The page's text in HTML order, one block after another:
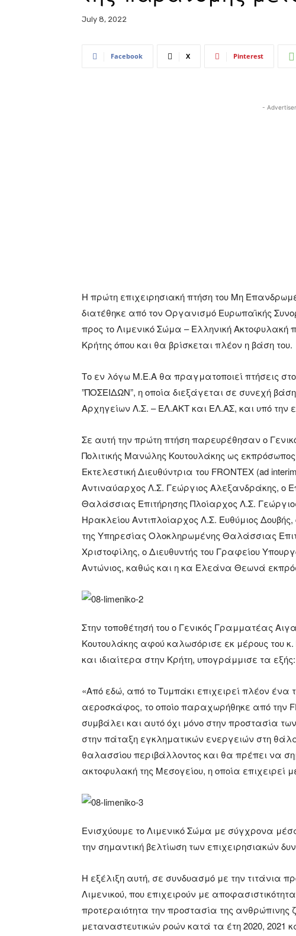
July 8, 2022
Facebook X Pinterest
-
Η πρώτη επιχειρησιακή πτήση του Μη
διατέθηκε από τον Οργανισμό Ευρωπαϊκής
προς το Λιμενικό Σώμα – Ελληνική
Κρήτης όπου και θα βρίσκεται πλέον η βάση του.
Το εν λόγω Μ.Ε.Α θα πραγματοποιεί πτήσεις
”ΠΟΣΕΙΔΩΝ”, η οποία διεξάγεται σε συνεχή
Αρχηγείων Λ.Σ. – ΕΛ.ΑΚΤ και ΕΛ.ΑΣ, και υπό την
Σε αυτή την πρώτη πτήση παρευρέθησαν ο
Πολιτικής Μανώλης Κουτουλάκης ως
Εκτελεστική Διευθύντρια του FRONTEX (ad
Αντιναύαρχος Λ.Σ. Γεώργιος Αλεξανδράκης, ο
Θαλάσσιας Επιτήρησης Πλοίαρχος Λ.Σ.
Ηρακλείου Αντιπλοίαρχος Λ.Σ. Ευθύμιος
της Υπηρεσίας Ολοκληρωμένης Θαλάσσιας
Χριστοφίλης, ο Διευθυντής του Γραφείου
Αντώνιος, καθώς και η κα Ελεάνα Θεωνά
Στην τοποθέτησή του ο Γενικός Γραμματέας
Κουτουλάκης αφού καλωσόρισε εκ μέρους του
και ιδιαίτερα στην Κρήτη, υπογράμμισε τα εξής:
«Από εδώ, από το Τυμπάκι επιχειρεί πλέον
αεροσκάφος, το οποίο παραχωρήθηκε από την
συμβάλει και αυτό όχι μόνο στην προστασία
στην πάταξη εγκληματικών ενεργειών στη
θαλασσίου περιβάλλοντος και θα πρέπει να
ακτοφυλακή της Μεσογείου, η οποία επιχειρεί
Ενισχύουμε το Λιμενικό Σώμα με σύγχρονα
την σημαντική βελτίωση των επιχειρησιακών
Η εξέλιξη αυτή, σε συνδυασμό με την τιτάνια
Λιμενικού, που επιχειρούν με
προτεραιότητα την προστασία της ανθρώπινης
μεταναστευτικών ροών κατά τα έτη 2020, 2021